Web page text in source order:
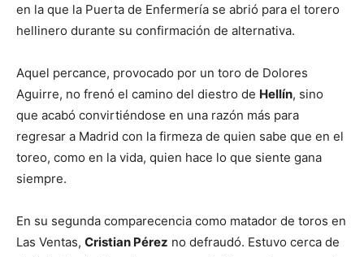
en la que la Puerta de Enfermería se abrió para el torero
hellinero durante su confirmación de alternativa.
Aquel percance, provocado por un toro de Dolores
Aguirre, no frenó el camino del diestro de Hellín, sino
que acabó convirtiéndose en una razón más para
regresar a Madrid con la firmeza de quien sabe que en el
toreo, como en la vida, quien hace lo que siente gana
siempre.
En su segunda comparecencia como matador de toros en
Las Ventas, Cristian Pérez no defraudó. Estuvo cerca de